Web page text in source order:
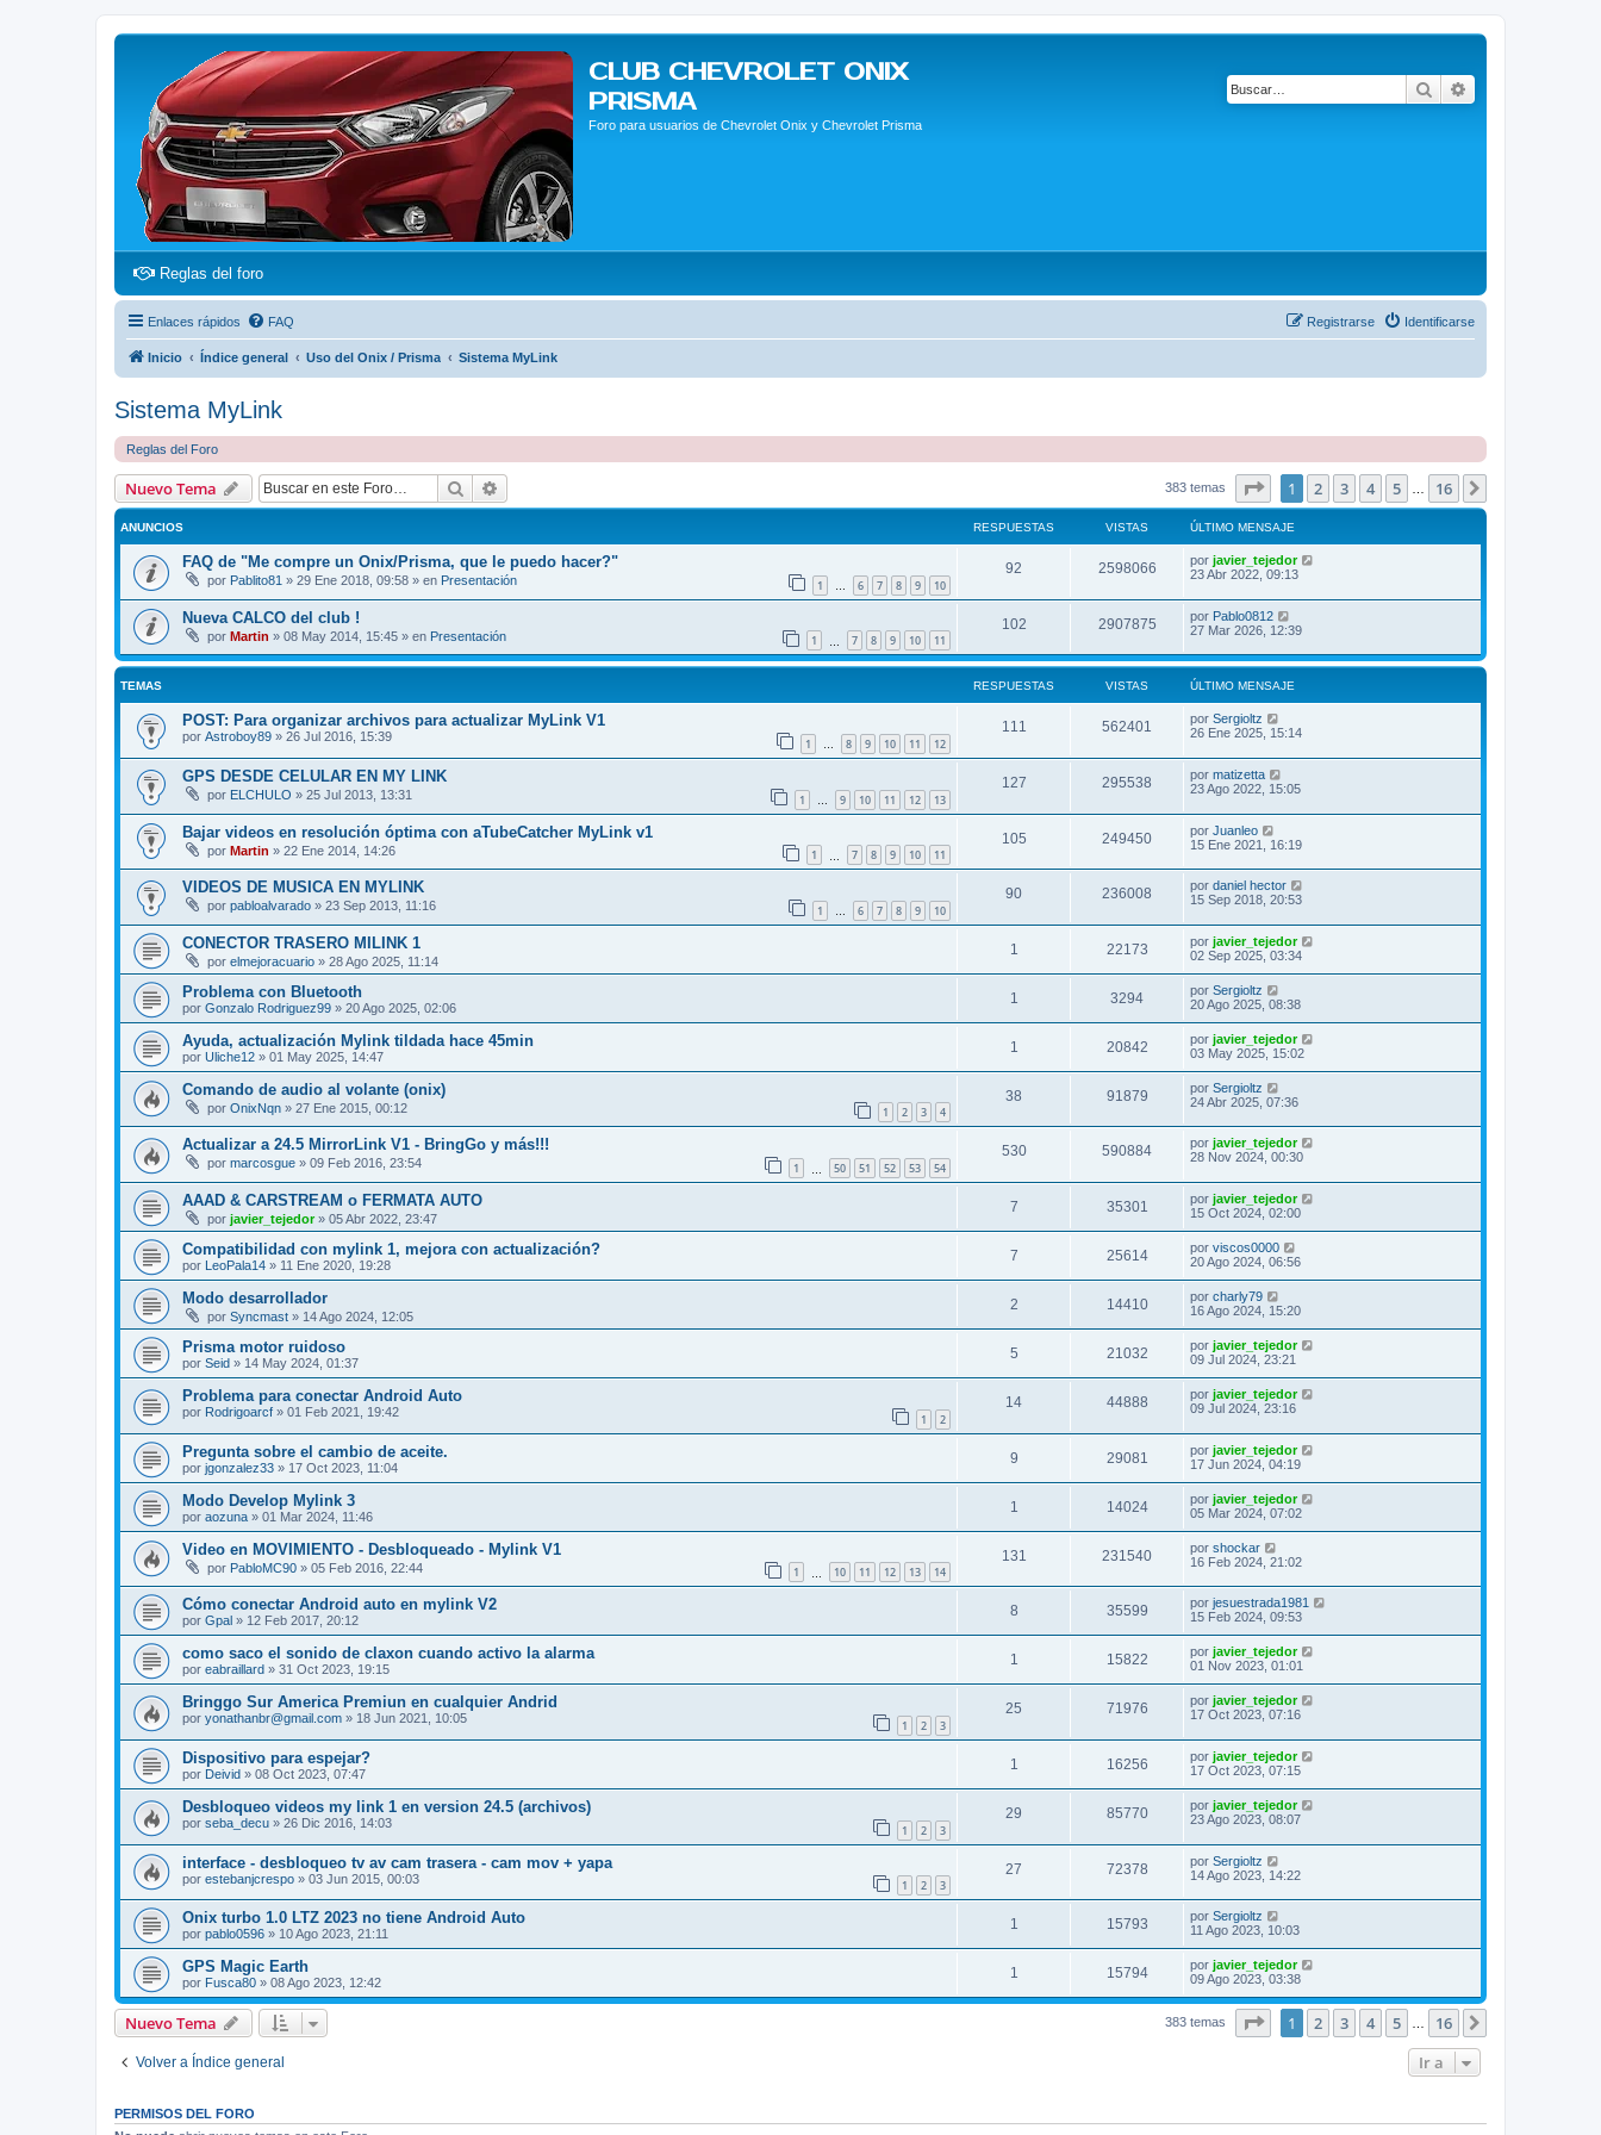
CLUB CHEVROLET ONIX
PRISMA
Foro para usuarios de Chevrolet Onix y Chevrolet Prisma
Buscar
Reglas del foro(Opens a new tab)
Enlaces rápidos FAQ Identificarse
Registrarse
Inicio Índice general Uso del Onix / Prisma Sistema MyLink
Sistema MyLink
Reglas del Foro
Nuevo Tema Buscar 383 temas Página1 de 16
1 2 3 4 5 16
ANUNCIOS RESPUESTAS VISTAS ÚLTIMO MENSAJE
FAQ de "Me compre un Onix/Prisma, que le puedo hacer?"
por Pablito81 » 29 Ene 2018, 09:58 » en Presentación 1 … 6 7 8 9 10
92 2598066 por javier_tejedor
23 Abr 2022, 09:13
Nueva CALCO del club !
por Martin » 08 May 2014, 15:45 » en Presentación 1 7 8 9 10 11
102 2907875 por Pablo0812
27 Mar 2026, 12:39
TEMAS RESPUESTAS VISTAS ÚLTIMO MENSAJE
POST: Para organizar archivos para actualizar MyLink V1
por Astroboy89 » 26 Jul 2016, 15:39 1 … 8 9 10 11 12
111 562401 por Sergioltz
26 Ene 2025, 15:14
GPS DESDE CELULAR EN MY LINK
por ELCHULO » 25 Jul 2013, 13:31 1 … 9 10 11 12 13
127 295538 por matizetta
23 Ago 2022, 15:05
Bajar videos en resolución óptima con aTubeCatcher MyLink v1
por Martin » 22 Ene 2014, 14:26 1 7 8 9 10 11
105 249450 por Juanleo
15 Ene 2021, 16:19
VIDEOS DE MUSICA EN MYLINK
por pabloalvarado » 23 Sep 2013, 11:16 1 … 6 7 8 9 10
90 236008 por daniel hector
15 Sep 2018, 20:53
CONECTOR TRASERO MILINK 1
por elmejoracuario » 28 Ago 2025, 11:14
1 22173 por javier_tejedor
02 Sep 2025, 03:34
Problema con Bluetooth
por Gonzalo Rodriguez99 » 20 Ago 2025, 02:06
1 3294 por Sergioltz
20 Ago 2025, 08:38
Ayuda, actualización Mylink tildada hace 45min
por Uliche12 » 01 May 2025, 14:47
1 20842 por javier_tejedor
03 May 2025, 15:02
Comando de audio al volante (onix)
por OnixNqn » 27 Ene 2015, 00:12 1 2 3 4
38 91879 por Sergioltz
24 Abr 2025, 07:36
Actualizar a 24.5 MirrorLink V1 - BringGo y más!!!
por marcosgue » 09 Feb 2016, 23:54 1 50 51 52 53 54
530 590884 por javier_tejedor
28 Nov 2024, 00:30
AAAD & CARSTREAM o FERMATA AUTO
por javier_tejedor» 05 Abr 2022, 23:47
7 35301 por javier_tejedor
15 Oct 2024, 02:00
Compatibilidad con mylink 1, mejora con actualización?
por LeoPala14 » 11 Ene 2020, 19:28
7 25614 por viscos0000
20 Ago 2024, 06:56
Modo desarrollador
por Syncmast » 14 Ago 2024, 12:05
2 14410 por charly79
16 Ago 2024, 15:20
Prisma motor ruidoso
por Seid » 14 May 2024, 01:37
5 21032 por javier_tejedor
09 Jul 2024, 23:21
Problema para conectar Android Auto
por Rodrigoarcf » 01 Feb 2021, 19:42 1 2
14 44888 por javier_tejedor
09 Jul 2024, 23:16
Pregunta sobre el cambio de aceite.
por jgonzalez33 » 17 Oct 2023, 11:04
9 29081 por javier_tejedor
17 Jun 2024, 04:19
Modo Develop Mylink 3
por aozuna » 01 Mar 2024, 11:46
1 14024 por javier_tejedor
05 Mar 2024, 07:02
Video en MOVIMIENTO - Desbloqueado - Mylink V1
por PabloMC90 » 05 Feb 2016, 22:44 1 10 11 12 13 14
131 231540 por shockar
16 Feb 2024, 21:02
Cómo conectar Android auto en mylink V2
por Gpal » 12 Feb 2017, 20:12
8 35599 por jesuestrada1981
15 Feb 2024, 09:53
como saco el sonido de claxon cuando activo la alarma
por eabraillard » 31 Oct 2023, 19:15
1 15822 por javier_tejedor
01 Nov 2023, 01:01
Bringgo Sur America Premiun en cualquier Andrid
por yonathanbr@gmail.com » 18 Jun 2021, 10:05 1 2 3
25 71976 por javier_tejedor
17 Oct 2023, 07:16
Dispositivo para espejar?
por Deivid » 08 Oct 2023, 07:47
1 16256 por javier_tejedor
17 Oct 2023, 07:15
Desbloqueo videos my link 1 en version 24.5 (archivos)
por seba_decu » 26 Dic 2016, 14:03 1 2 3
29 85770 por javier_tejedor
23 Ago 2023, 08:07
interface - desbloqueo tv av cam trasera - cam mov + yapa
por estebanjcrespo » 03 Jun 2015, 00:03 1 2 3
27 72378 por Sergioltz
14 Ago 2023, 14:22
Onix turbo 1.0 LTZ 2023 no tiene Android Auto
por pablo0596 » 10 Ago 2023, 21:11
1 15793 por Sergioltz
11 Ago 2023, 10:03
GPS Magic Earth
por Fusca80 » 08 Ago 2023, 12:42
1 15794 por javier_tejedor
09 Ago 2023, 03:38
Nuevo Tema 383 temas Página1 de 16
1 2 3 4 5 16
Volver a Índice general Ir a
PERMISOS DEL FORO